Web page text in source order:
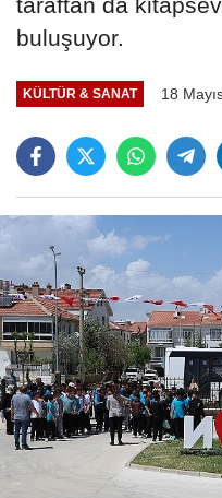
buluşuyor.
KÜLTÜR & SANAT 18